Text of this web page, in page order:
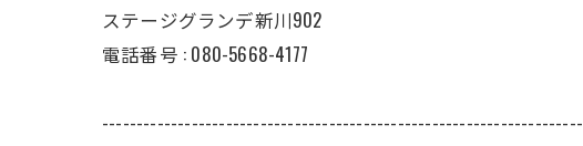
ステージグランデ新川902
電話番号 : 080-5668-4177
----------------------------------------------------------------------